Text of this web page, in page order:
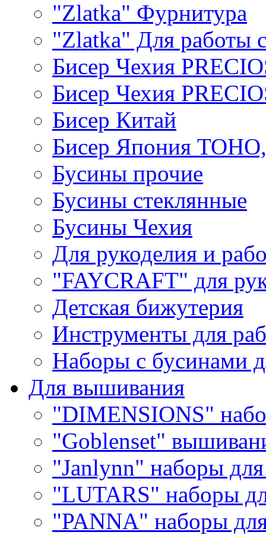
"Zlatka" Фурнитура
"Zlatka" Для работы
Бисер Чехия
Бисер Чехия
Бисер Китай
Бисер Япония
Бусины прочие
Бусины стеклянные
Бусины Чехия
Для рукоделия и
"FAYCRAFT" для
Детская бижутерия
Инструменты для
Наборы с бусинами
Для вышивания
"DIMENSIONS"
"Goblenset"
"Janlynn" наборы
"LUTARS" наборы
"PANNA" наборы